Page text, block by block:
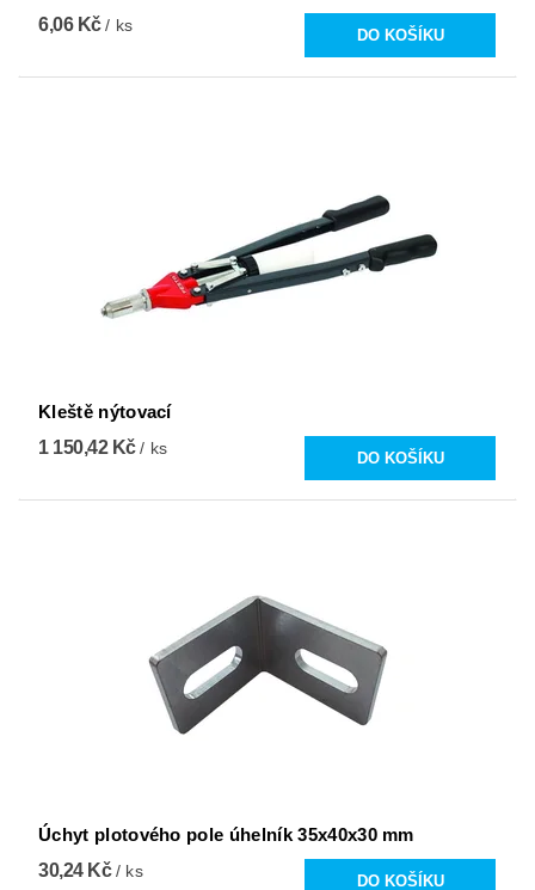
6,06 Kč/ ks
Kleště nýtovací
1 150,42 Kč/ ks
Úchyt plotového pole úhelník 35x40x30 mm
30,24 Kč/ ks